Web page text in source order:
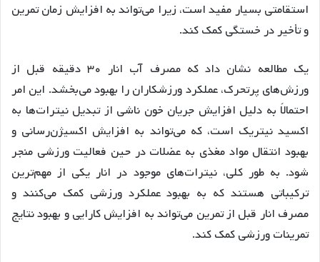
استقامتی بسیار مفید است، زیرا می‌تواند به افزایش زمان تمرین
و تأخیر در خستگی کمک کند.
یک مطالعه نشان داد که مصرف آب انار ۳۰ دقیقه قبل از
ورزش‌های پرتحرک، عملکرد ورزشکاران را بهبود می‌بخشد. این امر
احتمالاً به دلیل افزایش جریان خون ناشی از تبدیل نیترات‌ها به
اکسید نیتریک است، که می‌تواند به افزایش اکسیژن‌رسانی و
بهبود انتقال مواد مغذی به عضلات در حین فعالیت ورزشی منجر
شود. به طور کلی، نیترات‌های موجود در انار یکی از مهم‌ترین
ترکیباتی هستند که به بهبود عملکرد ورزشی کمک می‌کنند و
مصرف انار قبل از تمرین می‌تواند به افزایش کارایی و بهبود نتایج
تمرینات ورزشی کمک کند.